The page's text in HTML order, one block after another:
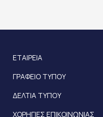
ΕΤΑΙΡΕΙΑ
ΓΡΑΦΕΙΟ ΤΥΠΟΥ
ΔΕΛΤΙΑ ΤΥΠΟΥ
ΧΟΡΗΓΙΕΣ ΕΠΙΚΟΙΝΩΝΙΑΣ